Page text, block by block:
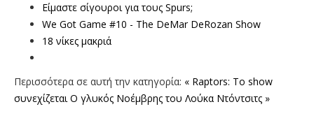
Είμαστε σίγουροι για τους Spurs;
We Got Game #10 - The DeMar DeRozan Show
18 νίκες μακριά
Περισσότερα σε αυτή την κατηγορία: « Raptors: Το show
συνεχίζεται Ο γλυκός Νοέμβρης του Λούκα Ντόντσιτς »